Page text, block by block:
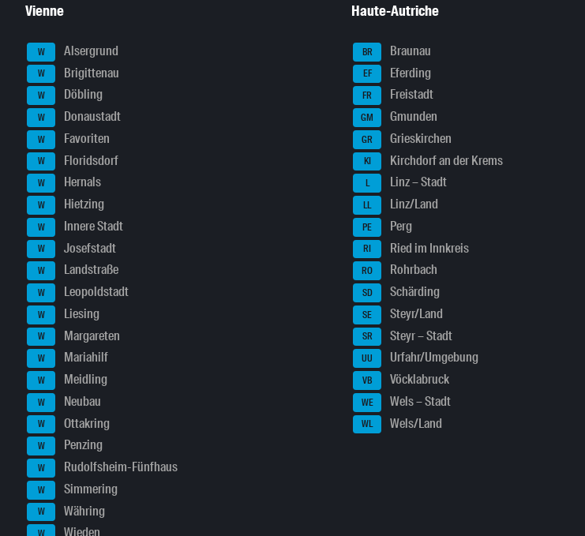
Vienne
W Alsergrund
W Brigittenau
W Döbling
W Donaustadt
W Favoriten
W Floridsdorf
W Hernals
W Hietzing
W Innere Stadt
W Josefstadt
W Landstraße
W Leopoldstadt
W Liesing
W Margareten
W Mariahilf
W Meidling
W Neubau
W Ottakring
W Penzing
W Rudolfsheim-Fünfhaus
W Simmering
W Währing
Haute-Autriche
BR Braunau
EF Eferding
FR Freistadt
GM Gmunden
GR Grieskirchen
KI Kirchdorf an der Krems
L Linz – Stadt
LL Linz/Land
PE Perg
RI Ried im Innkreis
RO Rohrbach
SD Schärding
SE Steyr/Land
SR Steyr – Stadt
UU Urfahr/Umgebung
VB Vöcklabruck
WE Wels – Stadt
WL Wels/Land